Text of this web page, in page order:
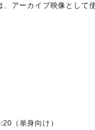
アーカイブ映像として
（単身向け）